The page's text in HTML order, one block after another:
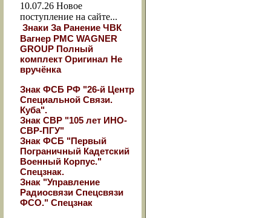
10.07.26 Новое
поступление на сайте...
Знаки За Ранение ЧВК
Вагнер РМС WAGNER
GROUP Полный
комплект Оригинал Не
вручёнка
Знак ФСБ РФ "26-й Центр
Специальной Связи.
Куба".
Знак СВР "105 лет ИНО-
СВР-ПГУ"
Знак ФСБ "Первый
Пограничный Кадетский
Военный Корпус."
Спецзнак.
Знак "Управление
Радиосвязи Спецсвязи
ФСО." Спецзнак